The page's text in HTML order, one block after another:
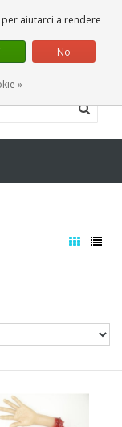
0 Articoli
aiutarci a rendere
No
»